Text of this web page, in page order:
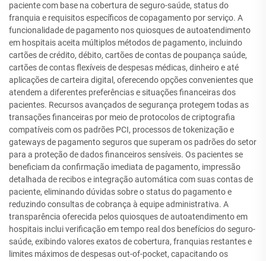
paciente com base na cobertura de seguro-saúde, status do
franquia e requisitos específicos de copagamento por serviço. A
funcionalidade de pagamento nos quiosques de autoatendimento
em hospitais aceita múltiplos métodos de pagamento, incluindo
cartões de crédito, débito, cartões de contas de poupança saúde,
cartões de contas flexíveis de despesas médicas, dinheiro e até
aplicações de carteira digital, oferecendo opções convenientes que
atendem a diferentes preferências e situações financeiras dos
pacientes. Recursos avançados de segurança protegem todas as
transações financeiras por meio de protocolos de criptografia
compatíveis com os padrões PCI, processos de tokenização e
gateways de pagamento seguros que superam os padrões do setor
para a proteção de dados financeiros sensíveis. Os pacientes se
beneficiam da confirmação imediata de pagamento, impressão
detalhada de recibos e integração automática com suas contas de
paciente, eliminando dúvidas sobre o status do pagamento e
reduzindo consultas de cobrança à equipe administrativa. A
transparência oferecida pelos quiosques de autoatendimento em
hospitais inclui verificação em tempo real dos benefícios do seguro-
saúde, exibindo valores exatos de cobertura, franquias restantes e
limites máximos de despesas out-of-pocket, capacitando os